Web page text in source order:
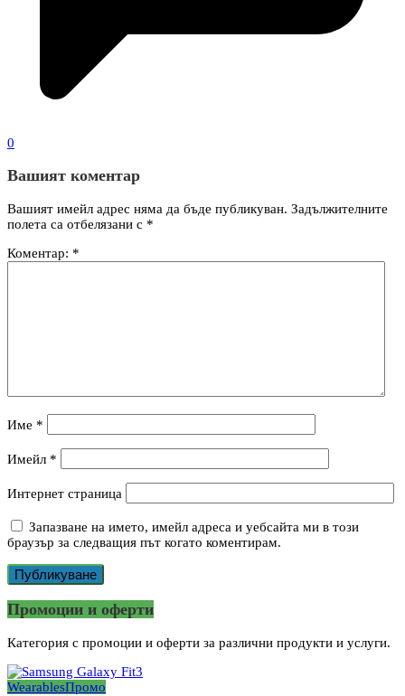
0
Вашият коментар
Вашият имейл адрес няма да бъде публикуван. Задължителните
полета са отбелязани с *
Коментар: *
Име *
Имейл *
Интернет страница
Запазване на името, имейл адреса и уебсайта ми в този
браузър за следващия път когато коментирам.
Промоции и оферти
Категория с промоции и оферти за различни продукти и услуги.
WearablesПромо